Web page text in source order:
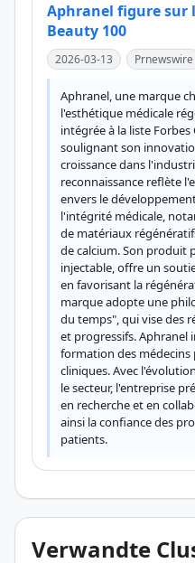
Aphranel figure sur
Beauty 100
2026-03-13 Prnewswire
Aphranel, une marque
l'esthétique médicale
intégrée à la liste Forbes
soulignant son
croissance dans
reconnaissance reflète
envers le
l'intégrité médicale,
de matériaux
de calcium. Son produit
injectable, offre un
en favorisant la
marque adopte une
du temps", qui vise des
et progressifs. Aphranel
formation des
cliniques. Avec
le secteur, l'entreprise
en recherche et en
ainsi la confiance des
patients.
Verwandte